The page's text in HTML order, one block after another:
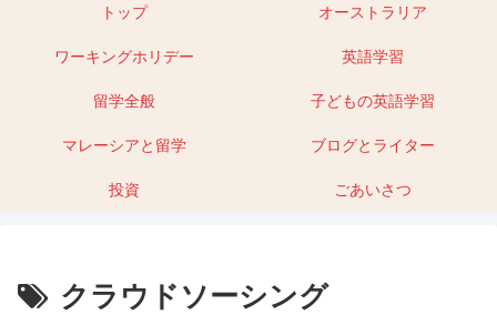
トップ オーストラリア
ワーキングホリデー 英語学習
留学全般 子どもの英語学習
マレーシアと留学 ブログとライター
投資 ごあいさつ
クラウドソーシング